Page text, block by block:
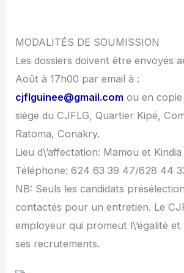
MODALITÉS DE SOUMISSION
Les dossiers doivent être envoyés
Août à 17h00 par email à :
cjflguinee@gmail.com ou en
siège du CJFLG, Quartier Kipé,
Ratoma, Conakry.
Lieu d\’affectation: Mamou et Kindia
Téléphone: 624 63 39 47/628 44
NB: Seuls les candidats
contactés pour un entretien. Le
employeur qui promeut l\’égalité et
ses recrutements.